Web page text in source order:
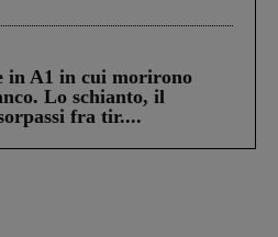
in A1 in cui morirono
Lo schianto, il
fra tir....